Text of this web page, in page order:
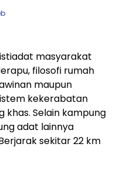
masyarakat
filosofi rumah
maupun
kekerabatan
khas. Selain kampung
adat lainnya
sekitar 22 km